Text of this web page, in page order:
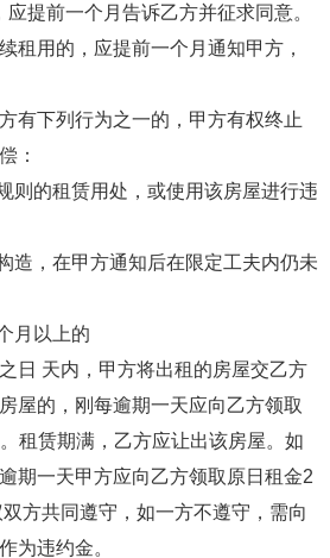
提前一个月告诉乙方并征求同意。
租用的，应提前一个月通知甲方，
有下列行为之一的，甲方有权终止
：
则的租赁用处，或使用该房屋进行违
造，在甲方通知后在限定工夫内仍未
月以上的
日 天内，甲方将出租的房屋交乙方
屋的，刚每逾期一天应向乙方领取
租赁期满，乙方应让出该房屋。如
期一天甲方应向乙方领取原日租金2
方共同遵守，如一方不遵守，需向
为违约金。